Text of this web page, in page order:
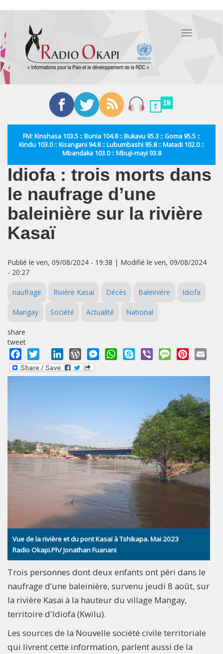
contenu
principal
Toggle
FM: Kinshasa 103.5 :: Bunia 104.8 :: Bukavu 95.3 :: Goma 95.5 ::
Kindu 103.0 :: Kisangani 94.8 :: Lubumbashi 95.8 :: Matadi 102.0 ::
Mbandaka 103.0 :: Mbuji-mayi 93.8
Idiofa : trois morts dans
le naufrage d’une
baleinière sur la rivière
Kasaï
Publié le ven, 09/08/2024 - 19:38 | Modifié le ven, 09/08/2024
- 20:27
naufrage Rivière Kasai Décès Baleinière Idiofa
Mangay Société Actualité National
share
tweet
Facebook
Twitter LinkedInWordPressMessengerWhatsApp
Skype Viber MessagePinterest
Vue de la rivière et du pont Kasaï à Tshikapa. Mai 2023
Radio Okapi.Ph/ Jonathan Fuanani
Trois personnes dont deux enfants ont péri dans le
naufrage d’une baleinière, survenu jeudi 8 août, sur
la rivière Kasaï à la hauteur du village Mangay,
territoire d'Idiofa (Kwilu).
Les sources de la Nouvelle société civile territoriale
qui livrent cette information, parlent aussi de la